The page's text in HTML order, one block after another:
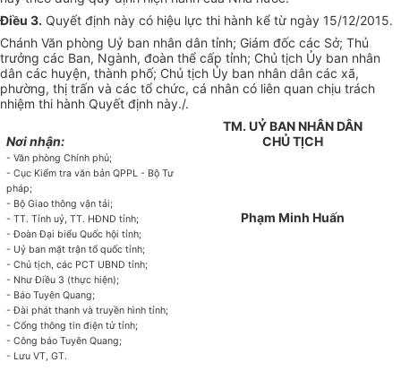
Điều 3. Quyết định này có hiệu lực thi hành kể từ ngày 15/12/2015.
Chánh Văn phòng Uỷ ban nhân dân tỉnh; Giám đốc các Sở; Thủ
trưởng các Ban, Ngành, đoàn thể cấp tỉnh; Chủ tịch Ủy ban nhân
dân các huyện, thành phố; Chủ tịch Ủy ban nhân dân các xã,
phường, thị trấn và các tổ chức, cá nhân có liên quan chịu trách
nhiệm thi hành Quyết định này./.
Nơi nhận:
- Văn phòng Chính phủ;
- Cục Kiểm tra văn bản QPPL - Bộ Tư
pháp;
- Bộ Giao thông vận tải;
- TT. Tỉnh uỷ, TT. HĐND tỉnh;
- Đoàn Đại biểu Quốc hội tỉnh;
- Uỷ ban mặt trận tổ quốc tỉnh;
- Chủ tịch, các PCT UBND tỉnh;
- Như Điều 3 (thực hiện);
- Báo Tuyên Quang;
- Đài phát thanh và truyền hình tỉnh;
- Cổng thông tin điện tử tỉnh;
- Công báo Tuyên Quang;
- Lưu VT, GT.
TM. UỶ BAN NHÂN DÂN
CHỦ TỊCH
Phạm Minh Huấn